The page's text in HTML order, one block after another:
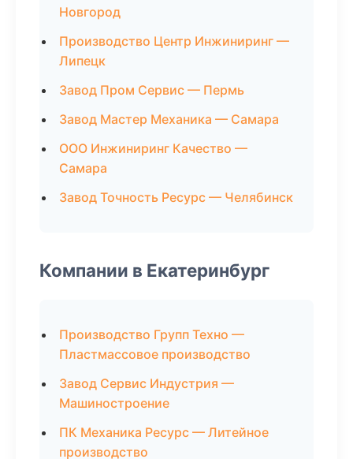
Новгород
Производство Центр Инжиниринг —
Липецк
Завод Пром Сервис — Пермь
Завод Мастер Механика — Самара
ООО Инжиниринг Качество —
Самара
Завод Точность Ресурс — Челябинск
Компании в Екатеринбург
Производство Групп Техно —
Пластмассовое производство
Завод Сервис Индустрия —
Машиностроение
ПК Механика Ресурс — Литейное
производство